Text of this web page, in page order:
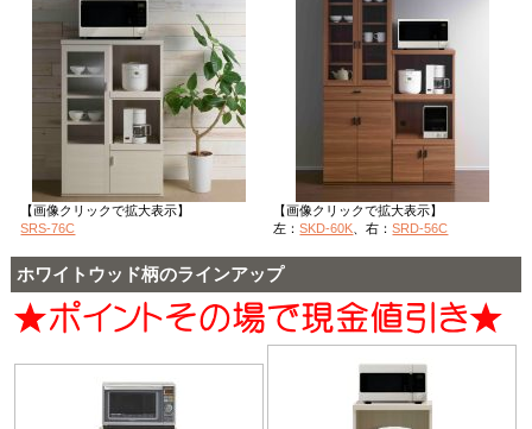
【画像クリックで拡大表示】
SRS-76C
【画像クリックで拡大表示】
左：SKD-60K 、右：SRD-56C
ホワイトウッド柄のラインアップ